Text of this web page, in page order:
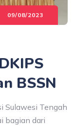
09/08/2023
BSSN
Sulawesi Tengah
bagian dari